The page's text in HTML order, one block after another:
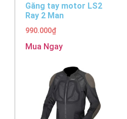
Găng tay motor LS2
Ray 2 Man
990.000₫
Mua Ngay